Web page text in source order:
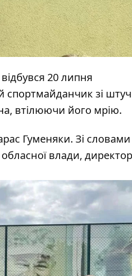
20 липня
спортмайданчик зі
втілюючи його мрію.
Гуменяки. Зі словами
влади, директор